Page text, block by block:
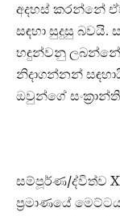
අදහස් කරන්නේ
සඳහා සුදුසු බවයි.
හඳුන්වනු ලබන්නේ
නිදාගන්නන්
ඔවුන්ගේ
සම්පූර්ණ/ද්විත්ව
ප්‍රමාණයේ